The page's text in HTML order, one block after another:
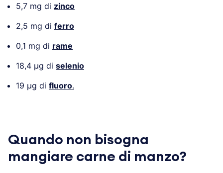
5,7 mg di zinco
2,5 mg di ferro
0,1 mg di rame
18,4 µg di selenio
19 µg di fluoro.
Quando non bisogna
mangiare carne di manzo?